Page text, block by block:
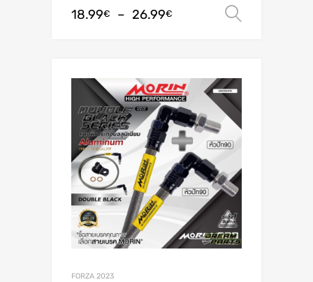
18.99€ – 26.99€
FORZA 2023